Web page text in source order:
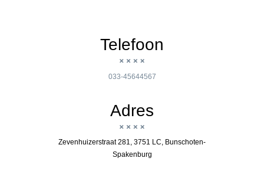
Telefoon
033-45644567
Adres
Zevenhuizerstraat 281, 3751 LC, Bunschoten-
Spakenburg